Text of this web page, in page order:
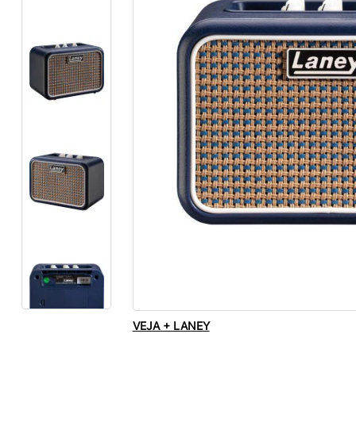
VEJA + LANEY